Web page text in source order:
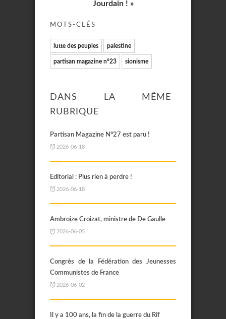
Jourdain ! »
MOTS-CLÉS
lutte des peuples palestine
partisan magazine n°23 sionisme
DANS LA MÊME
RUBRIQUE
Partisan Magazine N°27 est paru !
2026-06-18
Editorial : Plus rien à perdre !
2026-06-18
Ambroize Croizat, ministre de De Gaulle
2026-06-05
Congrès de la Fédération des Jeunesses
Communistes de France
2026-06-02
Il y a 100 ans, la fin de la guerre du Rif